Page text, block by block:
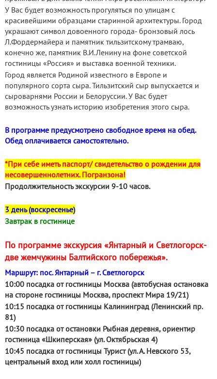
У Вас будет возможность прогуляться по улицам с
красивейшими образцами старинной архитектуры. Город
украшают символ довоенного города- бронзовый лось
Л.Фордермайера и памятник тильзитскому трамваю,
конечно же, памятник В.И.Ленину на фоне советской
гостиницы «Россия» и выставка военной техники.
Город является Родиной известного в Европе и
популярного сорта сыра. Тильзитский сыр выпускается и
сыроварнями России и Белоруссии. У Вас будет
возможность узнать историю изобретения этого сыра.
В программе предусмотрено свободное время на обед.
Обед оплачивается самостоятельно.
*При себе иметь паспорт/ свидетельство о рождении для
несовершеннолетних. Погранзона!
Продолжительность экскурсии 9-10 часов.
3 день (воскресенье)
Завтрак в гостинице
По программе экскурсия «Янтарный и Светлогорск-
две жемчужины Балтийского побережья».
Маршрут: пос. Янтарный – г. Светлогорск
10:00 посадка от гостиницы Москва (автобусная остановка
на стороне гостиницы Москва, проспект Мира 19/21)
10:15 посадка от гостиницы Калининград (Ленинский пр.
81)
10:30 посадка от остановки Рыбная деревня, ориентир
гостиница «Шкиперская» (ул. Октябрьская 4)
10:45 посадка от гостиницы Турист (ул. А. Невского 53,
центральный вход или холл гостиницы)